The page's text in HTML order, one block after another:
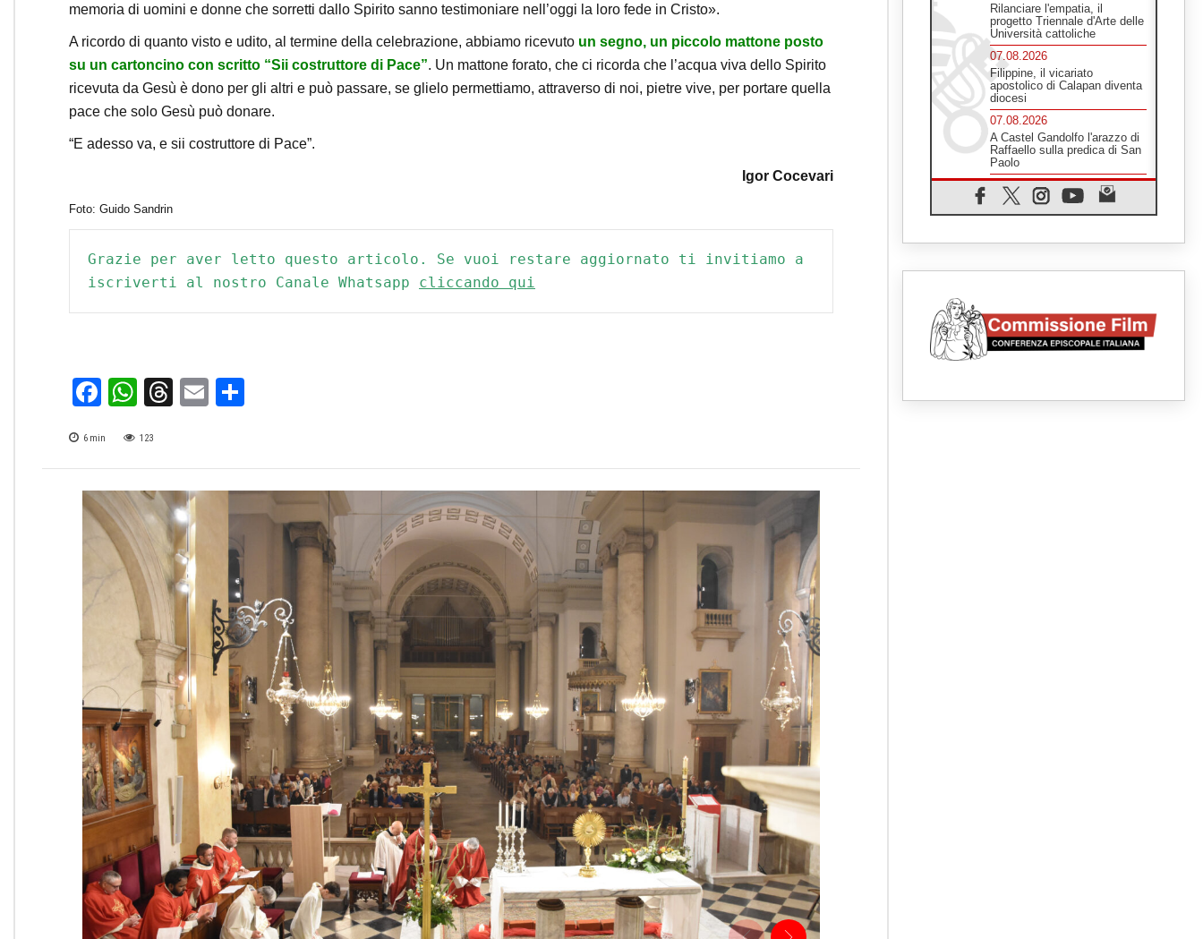
memoria di uomini e donne che sorretti dallo Spirito sanno testimoniare nell’oggi la loro fede in Cristo».
A ricordo di quanto visto e udito, al termine della celebrazione, abbiamo ricevuto un segno, un piccolo mattone posto
su un cartoncino con scritto “Sii costruttore di Pace”. Un mattone forato, che ci ricorda che l’acqua viva dello Spirito
ricevuta da Gesù è dono per gli altri e può passare, se glielo permettiamo, attraverso di noi, pietre vive, per portare quella
pace che solo Gesù può donare.
“E adesso va, e sii costruttore di Pace”.
Igor Cocevari
Foto: Guido Sandrin
Grazie per aver letto questo articolo. Se vuoi restare aggiornato ti invitiamo a
iscriverti al nostro Canale Whatsapp cliccando qui
Facebook
WhatsApp
Threads
Email
6 min 123
Rilanciare l'empatia, il
progetto Triennale d'Arte delle
Università cattoliche
07.08.2026
Filippine, il vicariato
apostolico di Calapan diventa
diocesi
07.08.2026
A Castel Gandolfo l'arazzo di
Raffaello sulla predica di San
Paolo
07.08.2026
Tagle: la guerra sfigura il
mondo, solo la rivelazione di
07.08.2026
SIGNIS 2026, dare voce alle
religiose cattoliche nello
spazio pubblico